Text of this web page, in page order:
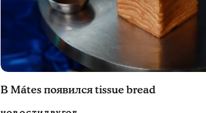
В Mátes появился tissue bread